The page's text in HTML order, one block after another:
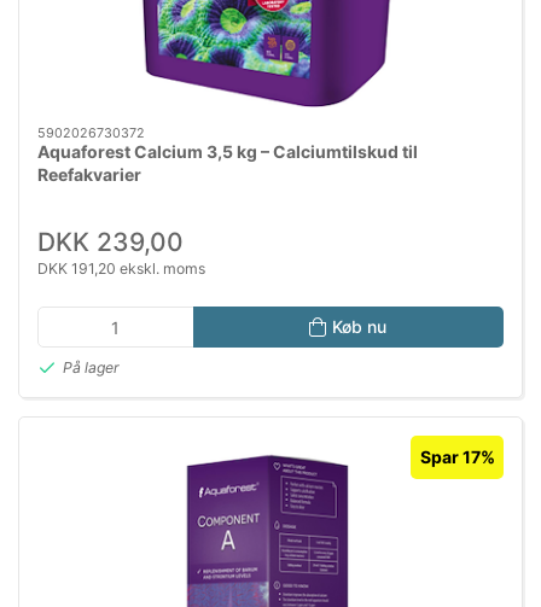
5902026730372
Aquaforest Calcium 3,5 kg – Calciumtilskud til
Reefakvarier
DKK 239,00
DKK 191,20 ekskl. moms
Køb nu
På lager
Spar 17%